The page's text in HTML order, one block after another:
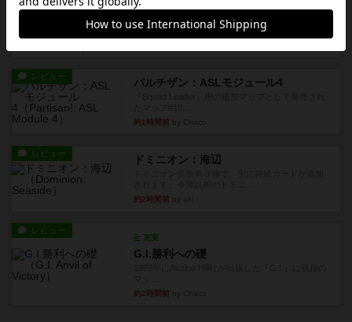
レビュー
1985年にAvalon Hill社が出版した『Beyond Valo...
レビュー パルチザン：ASLモジュール4
約1時間前
レビュー ドミニオン：海辺
約2時間前
レビュー
充実
G.I.勝利への礎
約2時間前